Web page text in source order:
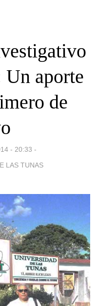
Un aporte
de
- 20:33 -
LAS TUNAS